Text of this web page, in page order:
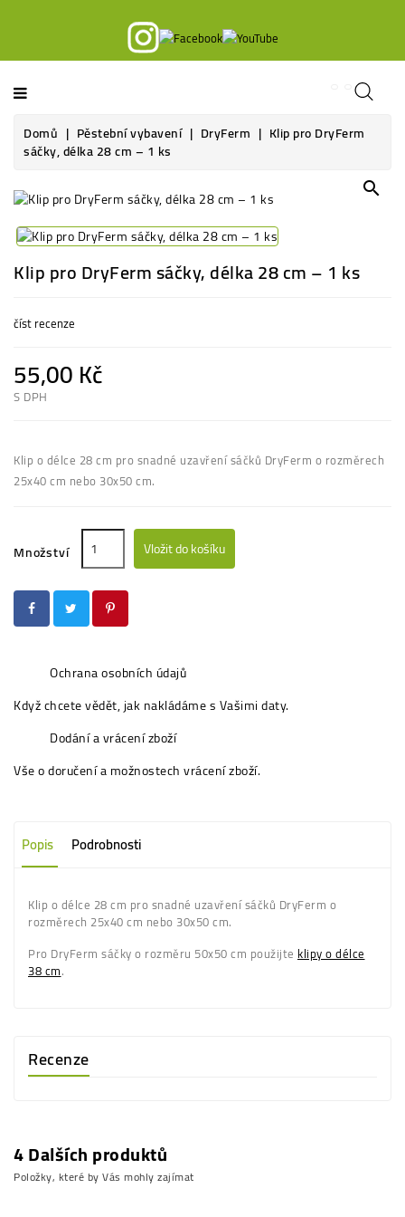
Domů Pěstební vybavení DryFerm Klip pro DryFerm
sáčky, délka 28 cm – 1 ks
search
Klip pro DryFerm sáčky, délka 28 cm – 1 ks
číst recenze
55,00 Kč
S DPH
Klip o délce 28 cm pro snadné uzavření sáčků DryFerm o rozměrech
25x40 cm nebo 30x50 cm.
Množství Vložit do košíku
Ochrana osobních údajů
Když chcete vědět, jak nakládáme s Vašimi daty.
Dodání a vrácení zboží
Vše o doručení a možnostech vrácení zboží.
Popis Podrobnosti
Klip o délce 28 cm pro snadné uzavření sáčků DryFerm o
rozměrech 25x40 cm nebo 30x50 cm.
Pro DryFerm sáčky o rozměru 50x50 cm použijte klipy o délce
38 cm.
Recenze
4 Dalších produktů
Položky, které by Vás mohly zajímat